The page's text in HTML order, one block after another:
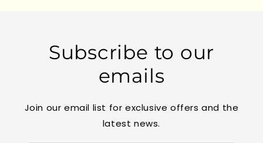
Subscribe to our
emails
Join our email list for exclusive offers and the
latest news.